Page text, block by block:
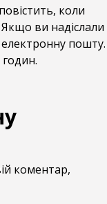
коли
ви надіслали
пошту.
коментар,